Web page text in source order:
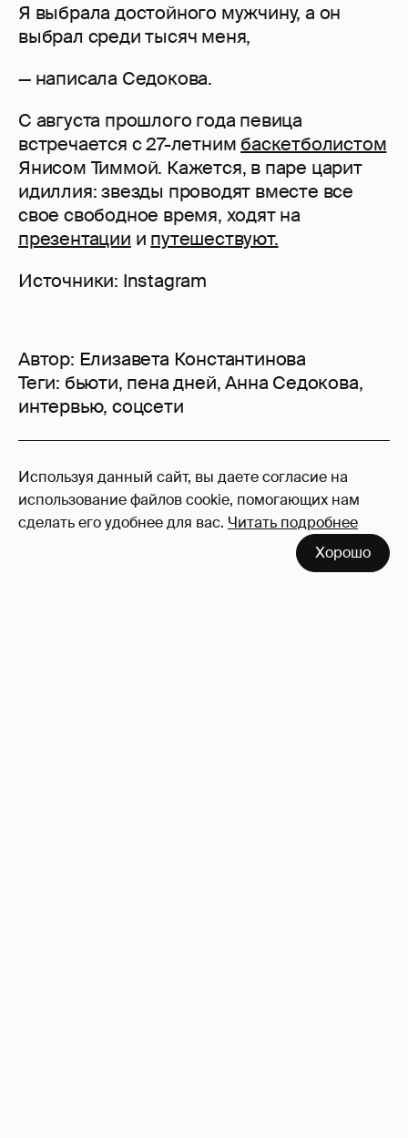
Используя данный сайт, вы даете согласие на
использование файлов cookie, помогающих нам
сделать его удобнее для вас. Читать подробнее
Хорошо
Я выбрала достойного мужчину, а он
выбрал среди тысяч меня,
— написала Седокова.
С августа прошлого года певица
встречается с 27-летним баскетболистом
Янисом Тиммой. Кажется, в паре царит
идиллия: звезды проводят вместе все
свое свободное время, ходят на
презентации и путешествуют.
Источники: Instagram
Автор: Елизавета Константинова
Теги: бьюти, пена дней,Анна Седокова,
интервью,соцсети
38
Войдите в аккаунт, чтобы читать и
оставлять комментарии